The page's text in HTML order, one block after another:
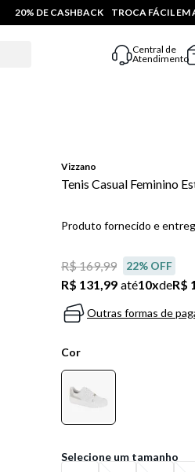
20% DE CASHBACK TROCA FÁCIL EM
Central de
Atendimento
Vizzano
Tenis Casual Feminino
Produto fornecido e
R$ 169,99 22% OFF
R$ 131,99 até10xdeR$
Outras formas de
Cor